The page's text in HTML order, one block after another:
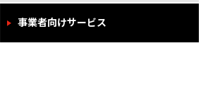
事業者向けサービス